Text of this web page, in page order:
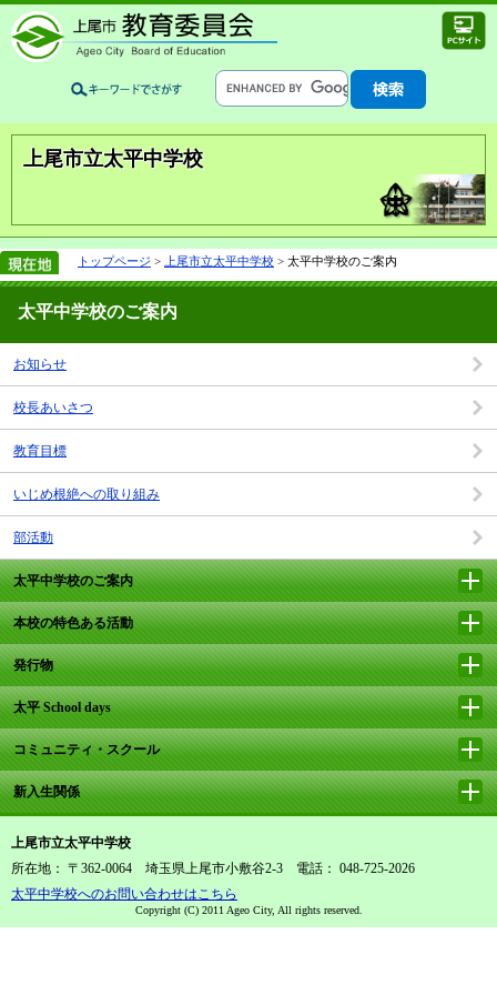
上尾市立太平中学校
トップページ > 上尾市立太平中学校 > 太平中学校のご案内
太平中学校のご案内
お知らせ
校長あいさつ
教育目標
いじめ根絶への取り組み
部活動
太平中学校のご案内
本校の特色ある活動
発行物
太平 School days
コミュニティ・スクール
新入生関係
上尾市立太平中学校
所在地： 〒362-0064 埼玉県上尾市小敷谷2-3 電話： 048-725-2026
太平中学校へのお問い合わせはこちら
Copyright (C) 2011 Ageo City, All rights reserved.